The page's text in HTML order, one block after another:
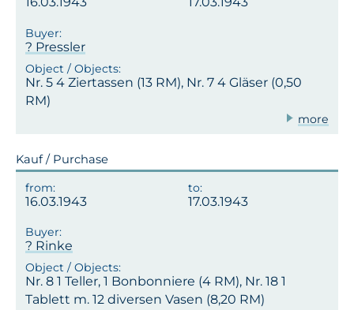
? Pressler
Nr. 5 4 Ziertassen (13 RM), Nr. 7 4 Gläser (0,50
RM)
more
Kauf / Purchase
16.03.1943 17.03.1943
? Rinke
Nr. 8 1 Teller, 1 Bonbonniere (4 RM), Nr. 18 1
Tablett m. 12 diversen Vasen (8,20 RM)